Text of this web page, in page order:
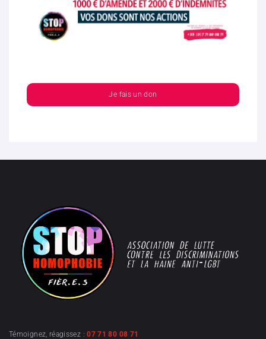
Je fais un don
Témoignez, réagissez :07 71 80 08 71